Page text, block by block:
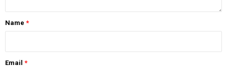
Name *
Email *